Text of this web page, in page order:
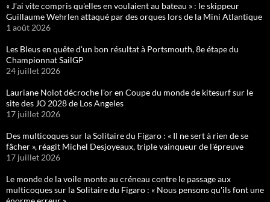
« J'ai vite compris qu'elles en voulaient au bateau » : le skippeur
Guillaume Wehrlen attaqué par des orques lors de la Mini Atlantique
1 août 2026
Les Bleus en quête d'un bon résultat à Portsmouth, 8e étape du
Championnat SailGP
24 juillet 2026
Lauriane Nolot décroche l'or en Coupe du monde de kitesurf sur le
site des JO 2028 de Los Angeles
17 juillet 2026
Des multicoques sur la Solitaire du Figaro : « Il ne sert à rien de se
fâcher », réagit Michel Desjoyeaux, triple vainqueur de l'épreuve
17 juillet 2026
Le monde de la voile monte au créneau contre le passage aux
multicoques sur la Solitaire du Figaro : « Nous pensons qu'ils font une